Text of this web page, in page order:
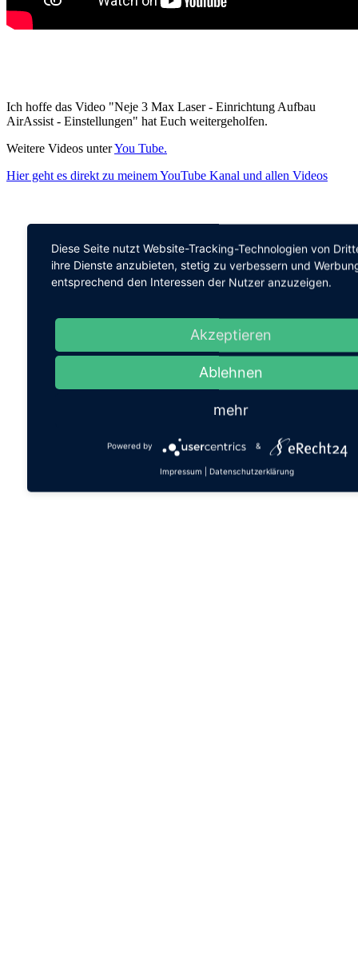
Ich hoffe das Video "Neje 3 Max Laser - Einrichtung Aufbau
AirAssist - Einstellungen" hat Euch weitergeholfen.
Weitere Videos unterYou Tube.
Hier geht es direkt zu meinem YouTube Kanal und allen Videos
Diese Seite nutzt Website-Tracking-Technologien von
ihre Dienste anzubieten, stetig zu verbessern und
entsprechend den Interessen der Nutzer anzuzeigen.
Akzeptieren
Ablehnen
mehr
Powered by &
Impressum | Datenschutzerklärung